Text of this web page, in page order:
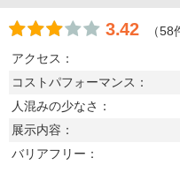
3.42
（58
アクセス：
コストパフォーマンス：
人混みの少なさ：
展示内容：
バリアフリー：